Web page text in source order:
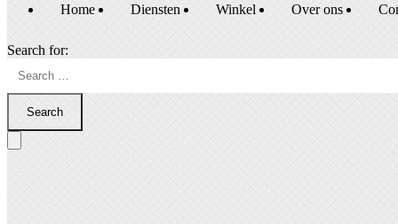
Home Diensten Winkel Over ons
Search for:
Search